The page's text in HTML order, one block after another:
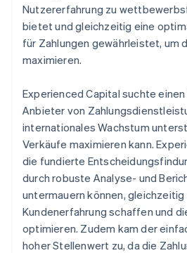
Nutzererfahrung zu
bietet und gleichzeitig eine
für Zahlungen gewährleistet, um
maximieren.
Experienced Capital suchte
Anbieter von
internationales Wachstum
Verkäufe maximieren kann.
die fundierte
durch robuste Analyse- und
untermauern können,
Kundenerfahrung schaffen und
optimieren. Zudem kam der
hoher Stellenwert zu, da die